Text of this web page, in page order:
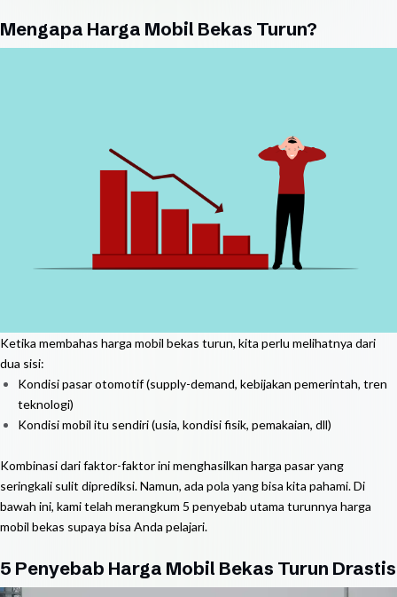
Mengapa Harga Mobil Bekas Turun?
Ketika membahas harga mobil bekas turun, kita perlu melihatnya dari
dua sisi:
Kondisi pasar otomotif (supply-demand, kebijakan pemerintah, tren
teknologi)
Kondisi mobil itu sendiri (usia, kondisi fisik, pemakaian, dll)
Kombinasi dari faktor-faktor ini menghasilkan harga pasar yang
seringkali sulit diprediksi. Namun, ada pola yang bisa kita pahami. Di
bawah ini, kami telah merangkum 5 penyebab utama turunnya harga
mobil bekas supaya bisa Anda pelajari.
5 Penyebab Harga Mobil Bekas Turun Drastis